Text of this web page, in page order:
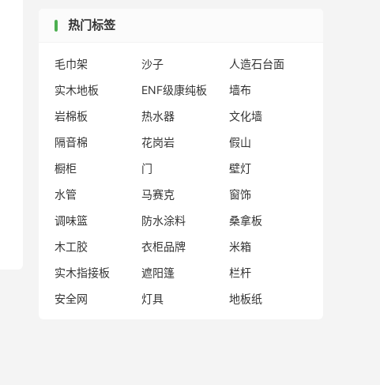
热门标签
毛巾架 沙子
人造石台面
实木地板
ENF级康纯板
墙布
岩棉板
热水器
文化墙
隔音棉
花岗岩
假山
橱柜
门
壁灯
水管
马赛克
窗饰
调味篮
防水涂料
桑拿板
木工胶
衣柜品牌
米箱
实木指接板
遮阳篷
栏杆
安全网
灯具 地板纸